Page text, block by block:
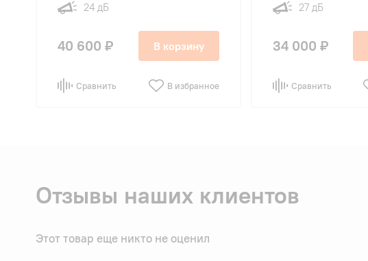
24 дБ
40 600 ₽ В корзину
Сравнить В избранное
27 дБ
34 000 ₽
Сравнить
Отзывы наших клиентов
Этот товар еще никто не оценил